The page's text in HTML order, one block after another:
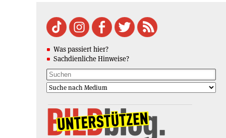
Was passiert hier?
Sachdienliche Hinweise?